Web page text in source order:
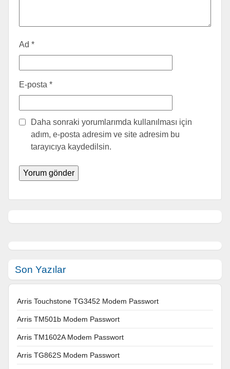
Ad *
E-posta *
Daha sonraki yorumlarımda kullanılması için
adım, e-posta adresim ve site adresim bu
tarayıcıya kaydedilsin.
Son Yazılar
Arris Touchstone TG3452 Modem Passwort
Arris TM501b Modem Passwort
Arris TM1602A Modem Passwort
Arris TG862S Modem Passwort